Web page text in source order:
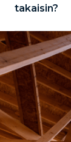
takaisin?